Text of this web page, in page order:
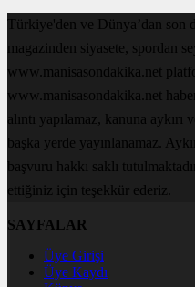
Türkiye'den ve Dünya’dan son
magazinden siyasete, spordan
www.manisasondakika.net
www.manisasondakika.net
alıntı yapılamaz, kanuna
başka yerde yayınlanamaz.
başvuru hakkı saklı
ettiğiniz için teşekkür ederiz.
SAYFALAR
Üye Girişi
Üye Kaydı